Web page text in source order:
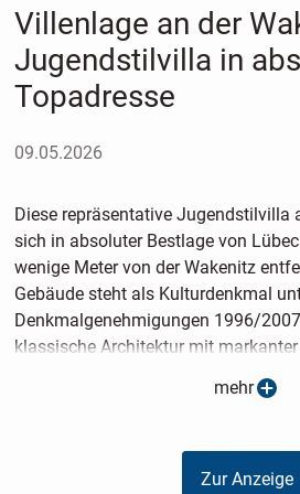
Villenlage an der
Jugendstilvilla in
Topadresse
09.05.2026
Diese repräsentative Jugendstilvilla
sich in absoluter Bestlage von
wenige Meter von der Wakenitz
Gebäude steht als Kulturdenkmal
Denkmalgenehmigungen 1996/
klassische Architektur mit
großzügigen Fensterflächen und
Die Immobilie ist in vier
(Abgeschlossenheitsbescheinigung
mehr
Zur Anzeige